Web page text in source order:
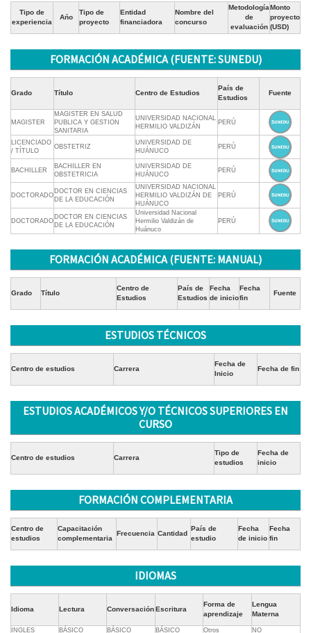
Tipo de
experiencia
Ańo
Tipo de
proyecto
Entidad
financiadora
Nombre del
concurso
Metodología
de
evaluación
Monto
proyecto
(USD)
FORMACIÓN ACADÉMICA (FUENTE: SUNEDU)
Grado Título Centro de Estudios
País de
Estudios
Fuente
MAGISTER
MAGISTER EN SALUD
PUBLICA Y GESTION
SANITARIA
UNIVERSIDAD NACIONAL
HERMILIO VALDIZÁN
PERÚ
LICENCIADO
/ TÍTULO
OBSTETRIZ
UNIVERSIDAD DE
HUÁNUCO
PERÚ
BACHILLER
BACHILLER EN
OBSTETRICIA
UNIVERSIDAD DE
HUÁNUCO
PERÚ
DOCTORADO
DOCTOR EN CIENCIAS
DE LA EDUCACIÓN
UNIVERSIDAD NACIONAL
HERMILIO VALDIZÁN DE
HUÁNUCO
PERÚ
DOCTORADO
DOCTOR EN CIENCIAS
DE LA EDUCACIÓN
Universidad Nacional
Hermilio Valdizán de
Huánuco
PERÚ
FORMACIÓN ACADÉMICA (FUENTE: MANUAL)
Grado Título
Centro de
Estudios
País de
Estudios
Fecha
de inicio
Fecha
fin
Fuente
ESTUDIOS TÉCNICOS
Centro de estudios Carrera
Fecha de
Inicio
Fecha de fin
ESTUDIOS ACADÉMICOS Y/O TÉCNICOS SUPERIORES EN
CURSO
Centro de estudios Carrera
Tipo de
estudios
Fecha de
inicio
FORMACIÓN COMPLEMENTARIA
Centro de
estudios
Capacitación
complementaria
Frecuencia Cantidad
País de
estudio
Fecha
de inicio
Fecha
fin
IDIOMAS
Idioma Lectura ConversaciónEscritura
Forma de
aprendizaje
Lengua
Materna
INGLES BÁSICO BÁSICO BÁSICO Otros NO